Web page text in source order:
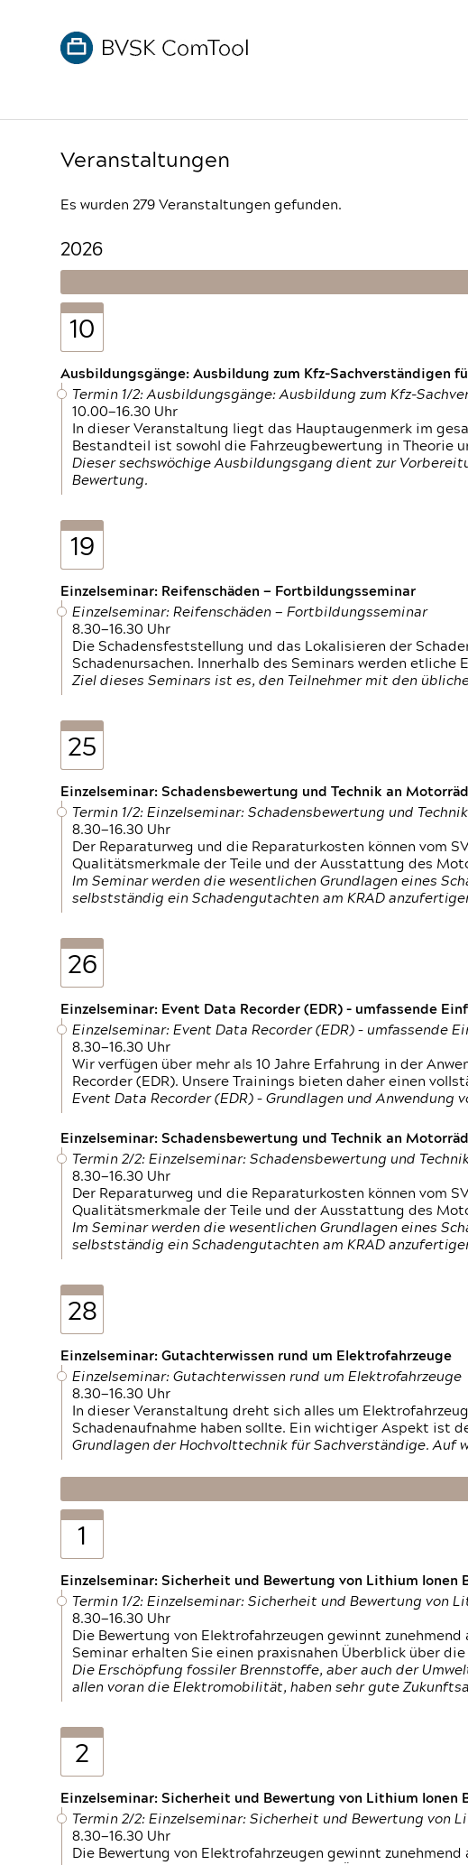
Veranstaltungen
Es wurden 279 Veranstaltungen gefunden.
2026
10
Ausbildungsgänge: Ausbildung zum Kfz-Sachverständigen
Termin 1/2: Ausbildungsgänge: Ausbildung zum Kfz-
10.00—16.30 Uhr
In dieser Veranstaltung liegt das Hauptaugenmerk im
Bestandteil ist sowohl die Fahrzeugbewertung in Theorie
Dieser sechswöchige Ausbildungsgang dient zur
Bewertung.
19
Einzelseminar: Reifenschäden — Fortbildungsseminar
Einzelseminar: Reifenschäden — Fortbildungsseminar
8.30—16.30 Uhr
Die Schadensfeststellung und das Lokalisieren der
Schadenursachen. Innerhalb des Seminars werden
Ziel dieses Seminars ist es, den Teilnehmer mit den
25
Einzelseminar: Schadensbewertung und Technik an
Termin 1/2: Einzelseminar: Schadensbewertung und
8.30—16.30 Uhr
Der Reparaturweg und die Reparaturkosten können vom
Qualitätsmerkmale der Teile und der Ausstattung des
Im Seminar werden die wesentlichen Grundlagen eines
selbstständig ein Schadengutachten am KRAD
26
Einzelseminar: Event Data Recorder (EDR) – umfassende
Einzelseminar: Event Data Recorder (EDR) – umfassende
8.30—16.30 Uhr
Wir verfügen über mehr als 10 Jahre Erfahrung in der
Recorder (EDR). Unsere Trainings bieten daher einen
Event Data Recorder (EDR) – Grundlagen und Anwendung
Einzelseminar: Schadensbewertung und Technik an
Termin 2/2: Einzelseminar: Schadensbewertung und
8.30—16.30 Uhr
Der Reparaturweg und die Reparaturkosten können vom
Qualitätsmerkmale der Teile und der Ausstattung des
Im Seminar werden die wesentlichen Grundlagen eines
selbstständig ein Schadengutachten am KRAD
28
Einzelseminar: Gutachterwissen rund um Elektrofahrzeuge
Einzelseminar: Gutachterwissen rund um Elektrofahrzeuge
8.30—16.30 Uhr
In dieser Veranstaltung dreht sich alles um
Schadenaufnahme haben sollte. Ein wichtiger Aspekt ist
Grundlagen der Hochvolttechnik für Sachverständige. Auf
1
Einzelseminar: Sicherheit und Bewertung von Lithium
Termin 1/2: Einzelseminar: Sicherheit und Bewertung von
8.30—16.30 Uhr
Die Bewertung von Elektrofahrzeugen gewinnt
Seminar erhalten Sie einen praxisnahen Überblick über
Die Erschöpfung fossiler Brennstoffe, aber auch der
allen voran die Elektromobilität, haben sehr gute
2
Einzelseminar: Sicherheit und Bewertung von Lithium
Termin 2/2: Einzelseminar: Sicherheit und Bewertung von
8.30—16.30 Uhr
Die Bewertung von Elektrofahrzeugen gewinnt